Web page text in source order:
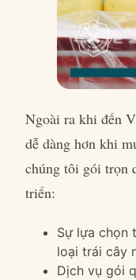
Ngoài ra khi đến
dễ dàng hơn khi
chúng tôi gói trọn
triển:
Sự lựa chọn
loại trái cây
Dịch vụ gói